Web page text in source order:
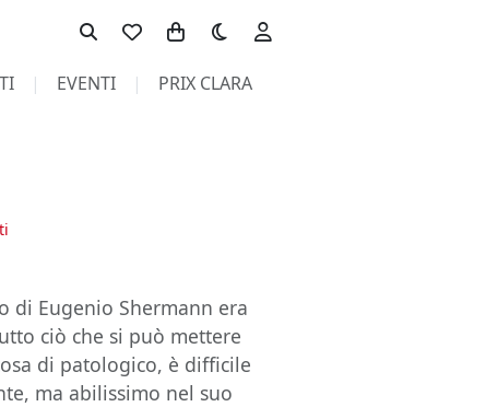
Toggle theme
EVENTI PRIX CLARA
di Eugenio Shermann era
ciò che si può mettere
di patologico, è difficile
ma abilissimo nel suo